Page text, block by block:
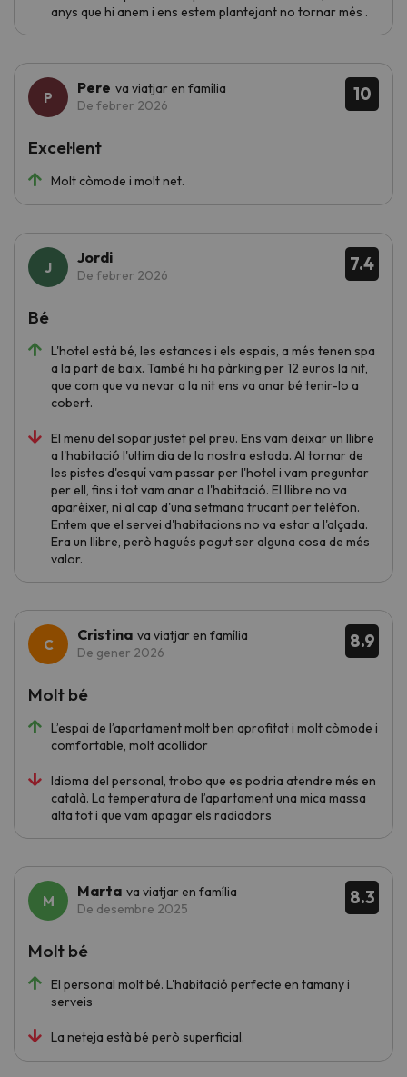
anys que hi anem i ens estem plantejant no tornar més .
10
Pere va viatjar en família
De febrer 2026
Molt còmode i molt net.
Excel·lent
7.4
Jordi
De febrer 2026
L'hotel està bé, les estances i els espais, a més tenen spa
a la part de baix. També hi ha pàrking per 12 euros la nit,
que com que va nevar a la nit ens va anar bé tenir-lo a
cobert.
El menu del sopar justet pel preu. Ens vam deixar un llibre
a l'habitació l'ultim dia de la nostra estada. Al tornar de
les pistes d'esquí vam passar per l'hotel i vam preguntar
per ell, fins i tot vam anar a l'habitació. El llibre no va
aparèixer, ni al cap d'una setmana trucant per telèfon.
Entem que el servei d'habitacions no va estar a l'alçada.
Era un llibre, però hagués pogut ser alguna cosa de més
valor.
Bé
8.9
Cristina va viatjar en família
De gener 2026
L’espai de l’apartament molt ben aprofitat i molt còmode i
comfortable, molt acollidor
Idioma del personal, trobo que es podria atendre més en
català. La temperatura de l’apartament una mica massa
alta tot i que vam apagar els radiadors
Molt bé
8.3
Marta va viatjar en família
De desembre 2025
El personal molt bé. L'habitació perfecte en tamany i
serveis
La neteja està bé però superficial.
Molt bé